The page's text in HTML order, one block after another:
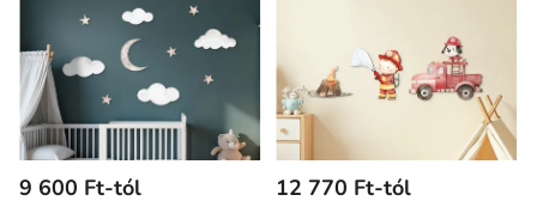
9 600 Ft-tól 12 770 Ft-tól